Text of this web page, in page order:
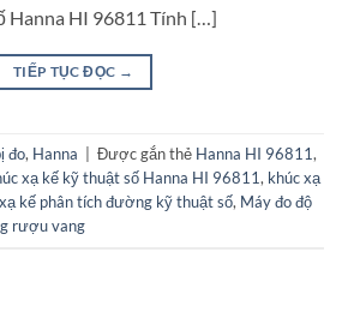
Hanna HI 96811 Tính […]
TIẾP TỤC ĐỌC →
đo, Hanna Được gắn thẻ Hanna HI 96811,
xạ kế kỹ thuật số Hanna HI 96811, khúc xạ
kế phân tích đường kỹ thuật số, Máy đo độ
rượu vang